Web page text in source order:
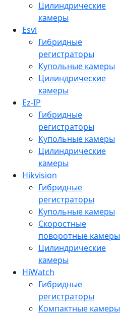
Цилиндрические
камеры
Esvi
Гибридные
регистраторы
Купольные камеры
Цилиндрические
камеры
Ez-IP
Гибридные
регистраторы
Купольные камеры
Цилиндрические
камеры
Hikvision
Гибридные
регистраторы
Купольные камеры
Скоростные
поворотные камеры
Цилиндрические
камеры
HiWatch
Гибридные
регистраторы
Компактные камеры